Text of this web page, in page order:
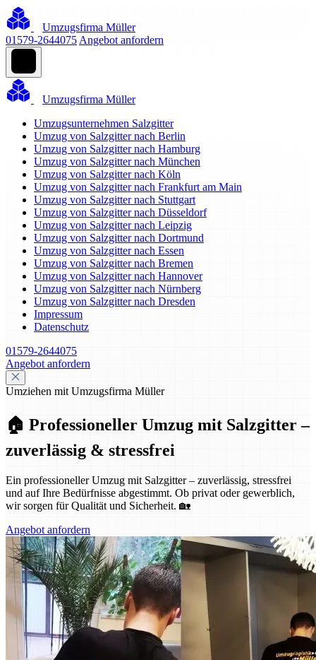
Umzugsfirma Müller
01579-2644075 Angebot anfordern
Umzugsfirma Müller
Umzugsunternehmen Salzgitter
Umzug von Salzgitter nach Berlin
Umzug von Salzgitter nach Hamburg
Umzug von Salzgitter nach München
Umzug von Salzgitter nach Köln
Umzug von Salzgitter nach Frankfurt am Main
Umzug von Salzgitter nach Stuttgart
Umzug von Salzgitter nach Düsseldorf
Umzug von Salzgitter nach Leipzig
Umzug von Salzgitter nach Dortmund
Umzug von Salzgitter nach Essen
Umzug von Salzgitter nach Bremen
Umzug von Salzgitter nach Hannover
Umzug von Salzgitter nach Nürnberg
Umzug von Salzgitter nach Dresden
Impressum
Datenschutz
01579-2644075
Angebot anfordern
Umziehen mit Umzugsfirma Müller
🏠 Professioneller Umzug mit Salzgitter –
zuverlässig & stressfrei
Ein professioneller Umzug mit Salzgitter – zuverlässig, stressfrei
und auf Ihre Bedürfnisse abgestimmt. Ob privat oder gewerblich,
wir sorgen für Qualität und Sicherheit. 🏡
Angebot anfordern